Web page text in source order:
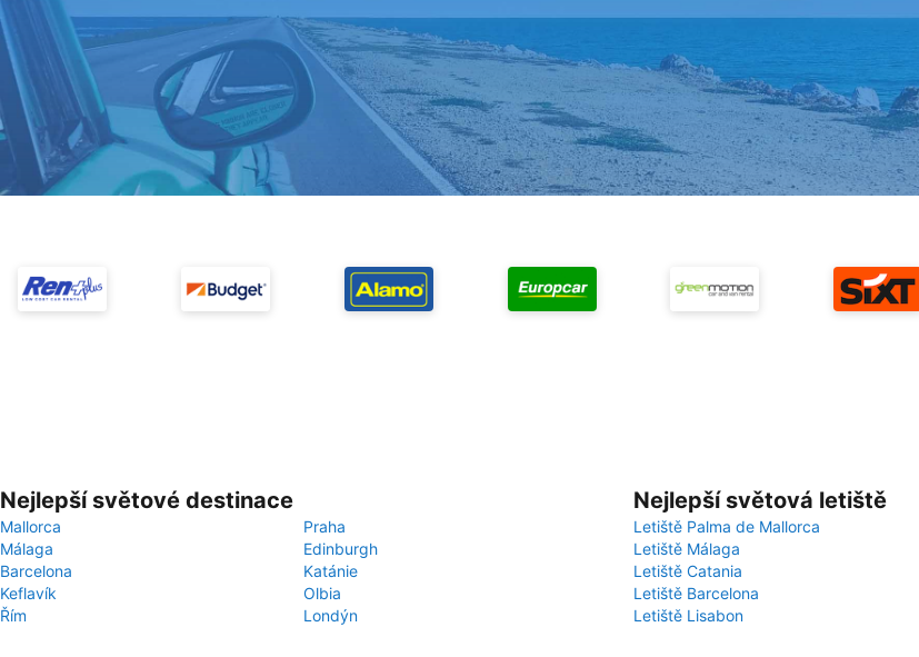
Nejlepší světové destinace
Mallorca
Praha
Málaga
Edinburgh
Barcelona
Katánie
Keflavík
Olbia
Řím
Londýn
Nejlepší světová letiště
Letiště Palma de Mallorca
Letiště Málaga
Letiště Catania
Letiště Barcelona
Letiště Lisabon